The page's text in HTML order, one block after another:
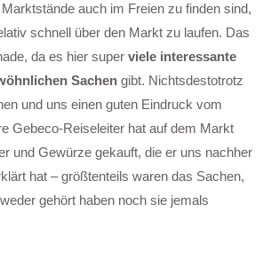
auch im Freien zu finden sind,
schnell über den Markt zu laufen. Das
da es hier superviele interessante
Sachen gibt. Nichtsdestotrotz
und uns einen guten Eindruck vom
Gebeco-Reiseleiter hat auf dem Markt
und Gewürze gekauft, die er uns nachher
hat – größtenteils waren das Sachen,
gehört haben noch sie jemals